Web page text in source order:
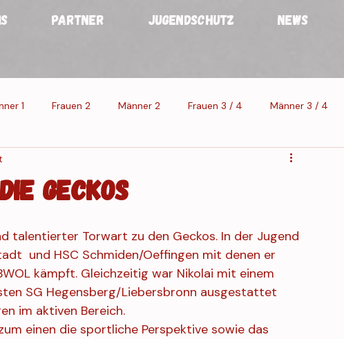
PARTNER JUGENDSCHUTZ NEWS
1 Frauen 2 Männer 2 Frauen 3 / 4 Männer 3 / 4
1
Geckos
talentierter Torwart zu den Geckos. In der Jugend
und HSC Schmiden/Oeffingen mit denen er
kämpft. Gleichzeitig war Nikolai mit einem
SG Hegensberg/Liebersbronn ausgestattet
im aktiven Bereich.
einen die sportliche Perspektive sowie das